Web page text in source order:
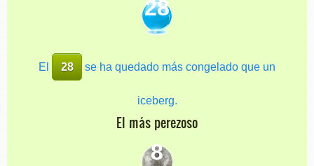
28
El 28 se ha quedado más congelado que un
iceberg.
El más perezoso
8